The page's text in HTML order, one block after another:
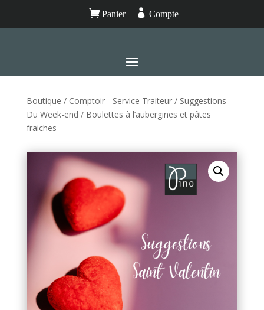
Panier  Compte
Boutique / Comptoir - Service Traiteur/ Suggestions
Du Week-end / Boulettes à l’aubergines et pâtes
fraiches